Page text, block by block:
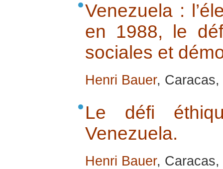
Venezuela :
en 1988, le
sociales et
Henri Bauer, Caracas,
Le défi
Venezuela.
Henri Bauer, Caracas,